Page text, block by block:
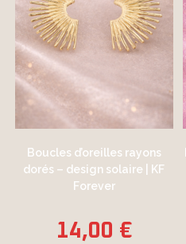
Boucles d’oreilles rayons
dorés – design solaire | KF
Forever
14,00 €